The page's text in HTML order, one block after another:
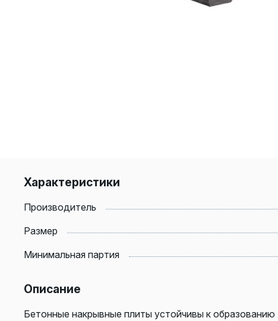
Характеристики
Производитель
Размер
Минимальная партия
Описание
Бетонные накрывные плиты устойчивы к